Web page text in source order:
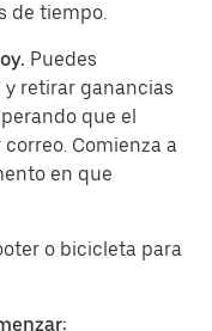
de tiempo.
Puedes
retirar ganancias
que el
Comienza a
en que
o bicicleta para